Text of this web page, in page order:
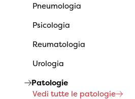
Pneumologia
Psicologia
Reumatologia
Urologia
Patologie
Vedi tutte le patologie